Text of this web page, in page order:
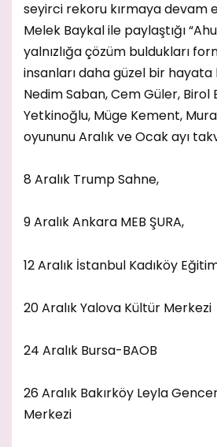
seyirci rekoru kırmaya devam
Melek Baykal ile paylaştığı
yalnızlığa çözüm buldukları
insanları daha güzel bir
Nedim Saban, Cem Güler, Birol
Yetkinoğlu, Müge Kement,
oyununu Aralık ve Ocak ayı
8 Aralık Trump Sahne,
9 Aralık Ankara MEB ŞURA,
12 Aralık İstanbul Kadıköy
20 Aralık Yalova Kültür Merkezi
24 Aralık Bursa-BAOB
26 Aralık Bakırköy Leyla
Merkezi